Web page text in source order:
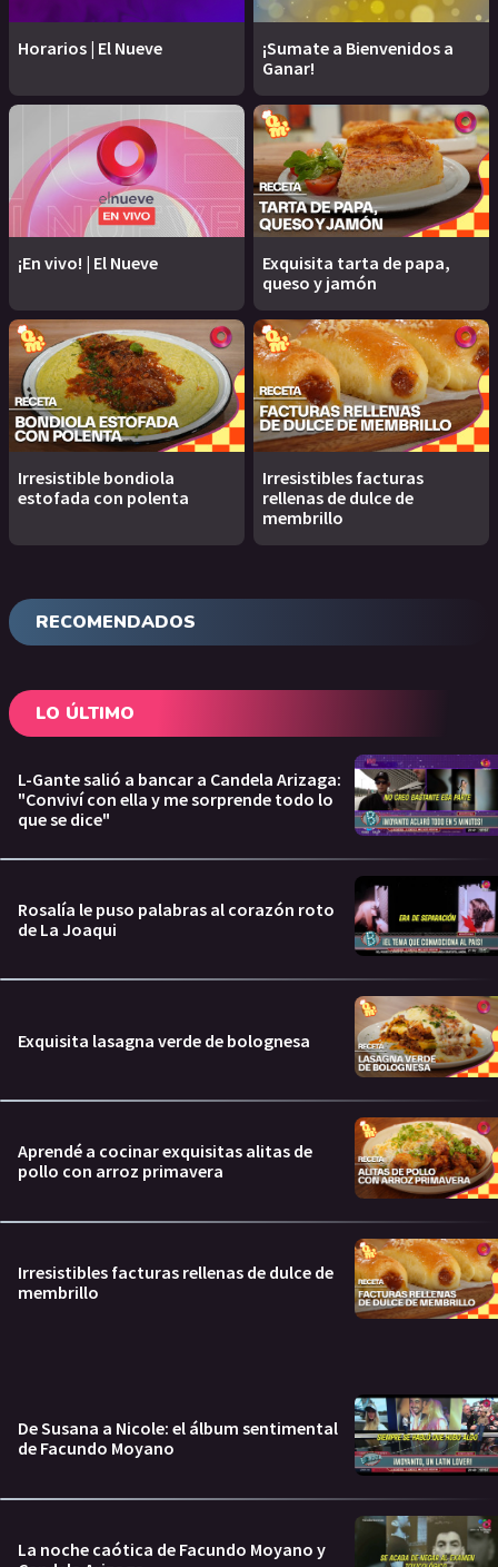
Horarios | El Nueve
¡Sumate a Bienvenidos a
Ganar!
¡En vivo! | El Nueve
Exquisita tarta de papa,
queso y jamón
Irresistible bondiola
estofada con polenta
Irresistibles facturas
rellenas de dulce de
membrillo
RECOMENDADOS
LO ÚLTIMO
L-Gante salió a bancar a Candela Arizaga:
"Conviví con ella y me sorprende todo lo
que se dice"
Rosalía le puso palabras al corazón roto
de La Joaqui
Exquisita lasagna verde de bolognesa
Aprendé a cocinar exquisitas alitas de
pollo con arroz primavera
Irresistibles facturas rellenas de dulce de
membrillo
De Susana a Nicole: el álbum sentimental
de Facundo Moyano
La noche caótica de Facundo Moyano y